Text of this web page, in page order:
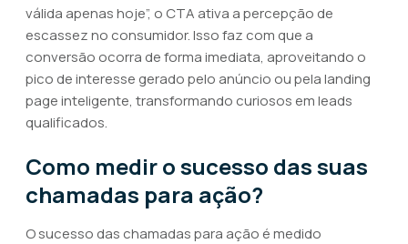
válida apenas hoje”, o CTA ativa a percepção de
escassez no consumidor. Isso faz com que a
conversão ocorra de forma imediata, aproveitando o
pico de interesse gerado pelo anúncio ou pela landing
page inteligente, transformando curiosos em leads
qualificados.
Como medir o sucesso das suas
chamadas para ação?
O sucesso das chamadas para ação é medido